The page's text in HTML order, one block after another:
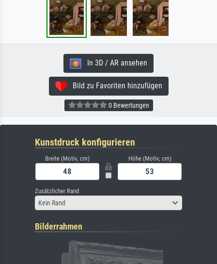
In 3D / AR ansehen
Bild zu Favoriten hinzufügen
0 Bewertungen
Kunstdruck konfigurieren
Breite (Motiv, cm) Höhe (Motiv, cm)
Zusätzlicher Rand
Kein Rand
Bilderrahmen